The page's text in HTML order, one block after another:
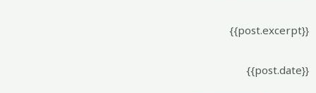
{{post.excerpt}}
{{post.date}}